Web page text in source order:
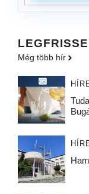
Még több hír